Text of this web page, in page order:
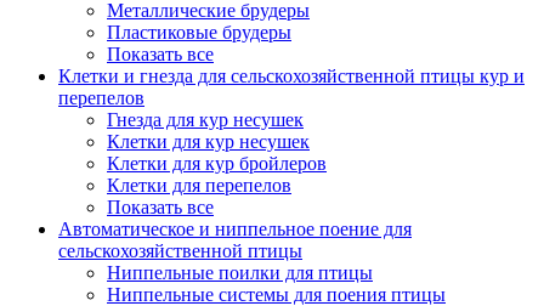
Металлические брудеры
Пластиковые брудеры
Показать все
Клетки и гнезда для сельскохозяйственной птицы кур и
перепелов
Гнезда для кур несушек
Клетки для кур несушек
Клетки для кур бройлеров
Клетки для перепелов
Показать все
Автоматическое и ниппельное поение для
сельскохозяйственной птицы
Ниппельные поилки для птицы
Ниппельные системы для поения птицы